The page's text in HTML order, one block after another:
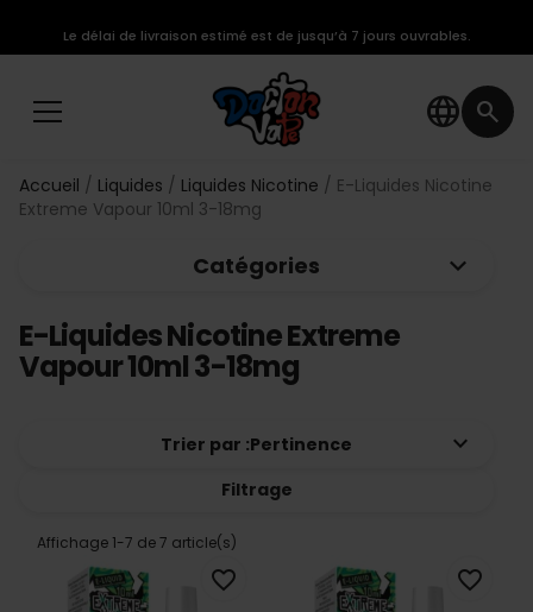
language search
Le délai de livraison estimé est de jusqu’à 7 jours ouvrables.
Accueil Liquides Liquides Nicotine
E-Liquides Nicotine
Extreme Vapour 10ml 3-18mg
Catégories keyboard_arrow_down
E-Liquides Nicotine Extreme
Vapour 10ml 3-18mg
Trier par :Pertinence keyboard_arrow_down
Filtrage
Affichage 1-7 de 7 article(s)
favorite_border favorite_border